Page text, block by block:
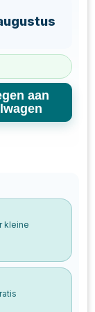
aan
kleine